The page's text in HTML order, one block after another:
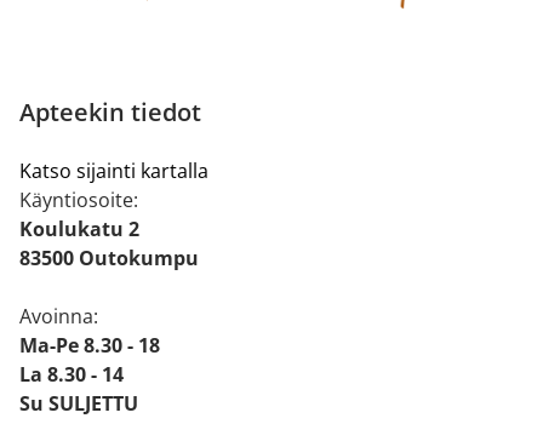
Apteekin tiedot
Katso sijainti kartalla
Käyntiosoite:
Koulukatu 2
83500 Outokumpu
Avoinna:
Ma-Pe 8.30 - 18
La 8.30 - 14
Su SULJETTU